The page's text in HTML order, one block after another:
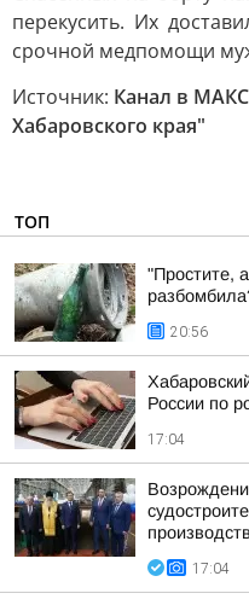
перекусить. Их
срочной медпомощи
Источник: Канал в
Хабаровского края"
ТОП
"Простите,
20:56
России по
17:04
17:04